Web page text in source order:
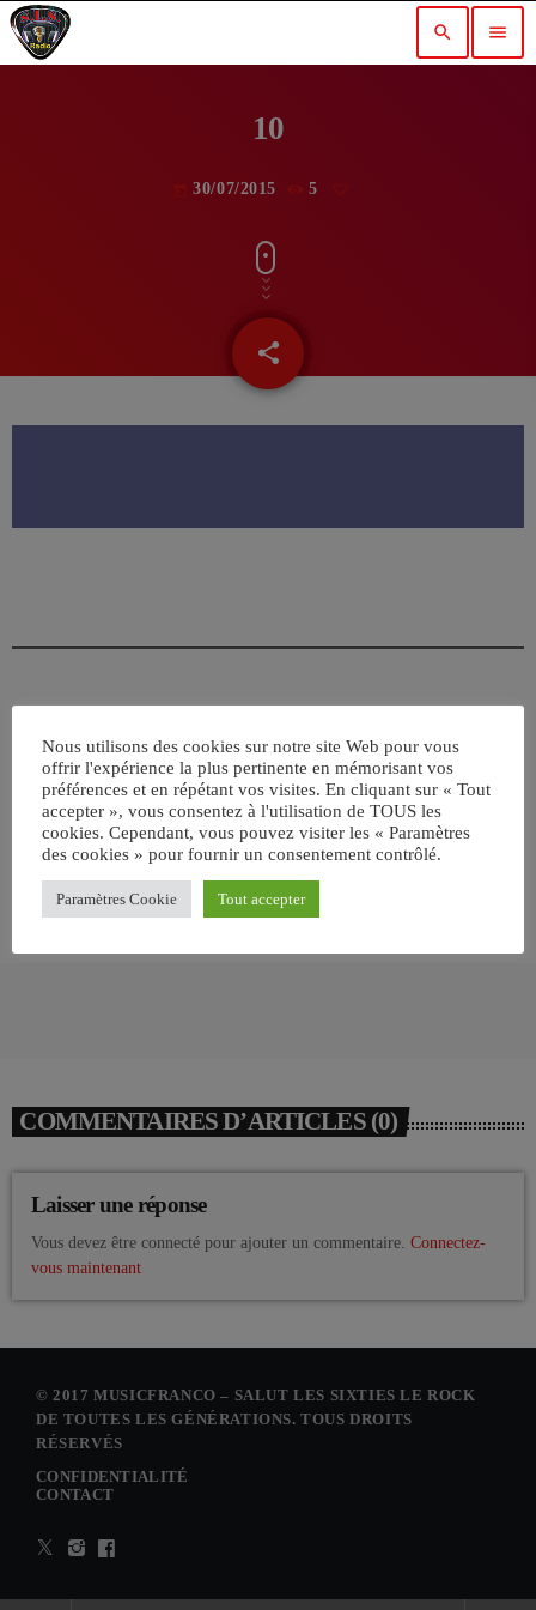
search menu
10
30/07/2015 5
share
email
email
RATE IT
COMMENTAIRES D’ARTICLES (0)
Laisser une réponse
Vous devez être connecté pour ajouter un commentaire. Connectez-
vous maintenant
© 2017 MUSICFRANCO – SALUT LES SIXTIES LE ROCK
DE TOUTES LES GÉNÉRATIONS. TOUS DROITS
RÉSERVÉS
CONFIDENTIALITÉ
CONTACT
Nous utilisons des cookies sur notre site Web pour vous
offrir l'expérience la plus pertinente en mémorisant vos
préférences et en répétant vos visites. En cliquant sur « Tout
accepter », vous consentez à l'utilisation de TOUS les
cookies. Cependant, vous pouvez visiter les « Paramètres
des cookies » pour fournir un consentement contrôlé.
Paramètres Cookie Tout accepter